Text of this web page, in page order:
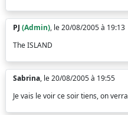
PJ (Admin), le 20/08/2005 à 19:13
The ISLAND
Sabrina, le 20/08/2005 à 19:55
Je vais le voir ce soir tiens, on verra